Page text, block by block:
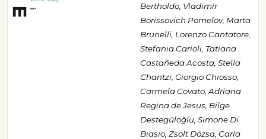
Bertholdo, Vladimir
Borissovich Pomelov, Marta
Brunelli, Lorenzo Cantatore,
Stefania Carioli, Tatiana
Castañeda Acosta, Stella
Chantzi, Giorgio Chiosso,
Carmela Covato, Adriana
Regina de Jesus, Bilge
Destegüloğlu, Simone Di
Biasio, Zsolt Dózsa, Carla